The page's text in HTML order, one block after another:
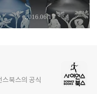
2016.06.17
북스의 공식